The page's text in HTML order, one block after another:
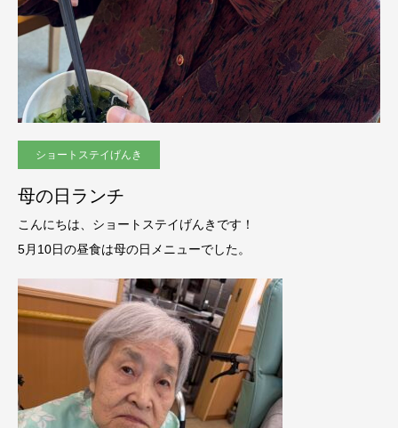
ショートステイげんき
母の日ランチ
こんにちは、ショートステイげんきです！
5月10日の昼食は母の日メニューでした。